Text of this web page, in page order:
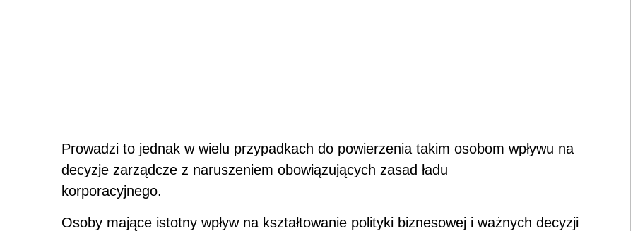
Prowadzi to jednak w wielu przypadkach do powierzenia takim osobom wpływu na
decyzje zarządcze z naruszeniem obowiązujących zasad ładu
korporacyjnego.
Osoby mające istotny wpływ na kształtowanie polityki biznesowej i ważnych decyzji